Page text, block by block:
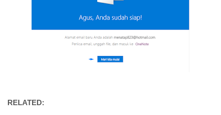
RELATED: